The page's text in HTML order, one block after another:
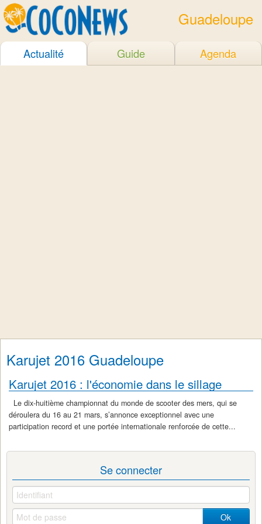
Guadeloupe
Actualité Guide Agenda
Karujet 2016 Guadeloupe
Karujet 2016 : l'économie dans le sillage
Le dix-huitième championnat du monde de scooter des mers, qui se
déroulera du 16 au 21 mars, s’annonce exceptionnel avec une
participation record et une portée internationale renforcée de cette...
Se connecter
Ok